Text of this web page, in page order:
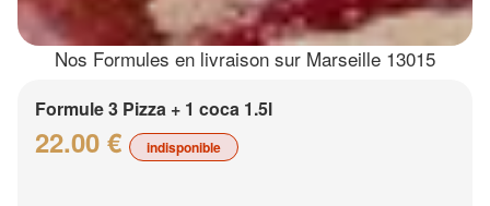
Nos Formules en livraison sur Marseille 13015
Formule 3 Pizza + 1 coca 1.5l
22.00 € indisponible